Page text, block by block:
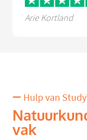
Arie Kortland
Hulp van
vak